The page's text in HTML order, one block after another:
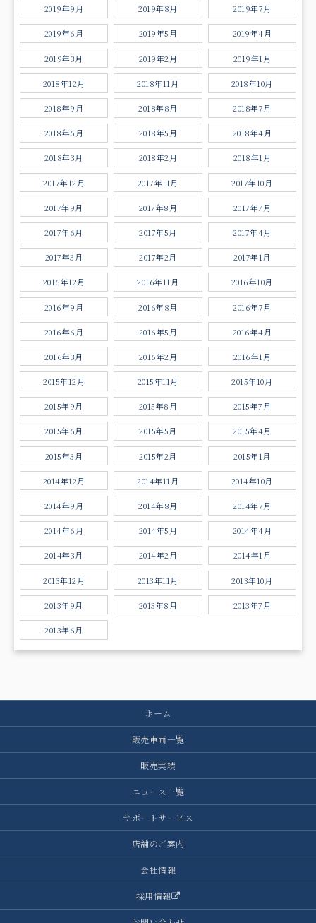
2019年9月 2019年8月 2019年7月
2019年6月 2019年5月 2019年4月
2019年3月 2019年2月 2019年1月
2018年12月 2018年11月 2018年10月
2018年9月 2018年8月 2018年7月
2018年6月 2018年5月 2018年4月
2018年3月 2018年2月 2018年1月
2017年12月 2017年11月 2017年10月
2017年9月 2017年8月 2017年7月
2017年6月 2017年5月 2017年4月
2017年3月 2017年2月 2017年1月
2016年12月 2016年11月 2016年10月
2016年9月 2016年8月 2016年7月
2016年6月 2016年5月 2016年4月
2016年3月 2016年2月 2016年1月
2015年12月 2015年11月 2015年10月
2015年9月 2015年8月 2015年7月
2015年6月 2015年5月 2015年4月
2015年3月 2015年2月 2015年1月
2014年12月 2014年11月 2014年10月
2014年9月 2014年8月 2014年7月
2014年6月 2014年5月 2014年4月
2014年3月 2014年2月 2014年1月
2013年12月 2013年11月 2013年10月
2013年9月 2013年8月 2013年7月
2013年6月
ホーム
販売車両一覧
販売実績
ニュース一覧
サポートサービス
店舗のご案内
会社情報
採用情報